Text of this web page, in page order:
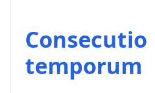
Consecutio
temporum